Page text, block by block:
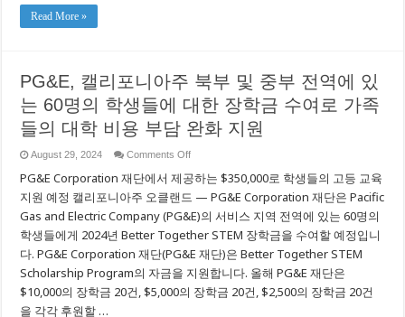
Read More »
PG&E, 캘리포니아주 북부 및 중부 전역에 있
는 60명의 학생들에 대한 장학금 수여로 가족
들의 대학 비용 부담 완화 지원
August 29, 2024 Comments Offon
캘
포
니
아
북
부
중
PG&E Corporation 재단에서 제공하는 $350,000로 학생들의 고등 교육
지원 예정 캘리포니아주 오클랜드 — PG&E Corporation 재단은 Pacific
Gas and Electric Company (PG&E)의 서비스 지역 전역에 있는 60명의
학생들에게 2024년 Better Together STEM 장학금을 수여할 예정입니
다. PG&E Corporation 재단(PG&E 재단)은 Better Together STEM
Scholarship Program의 자금을 지원합니다. 올해 PG&E 재단은
$10,000의 장학금 20건, $5,000의 장학금 20건, $2,500의 장학금 20건
을 각각 후원할 …